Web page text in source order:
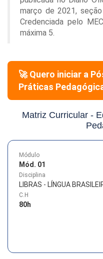
março de 2021,
Credenciada pelo
máxima 5.
🚀 Quero iniciar a
Práticas
Matriz Curricular -
Módulo
Mód. 01
Disciplina
LIBRAS - LÍNGUA
C.H
80h